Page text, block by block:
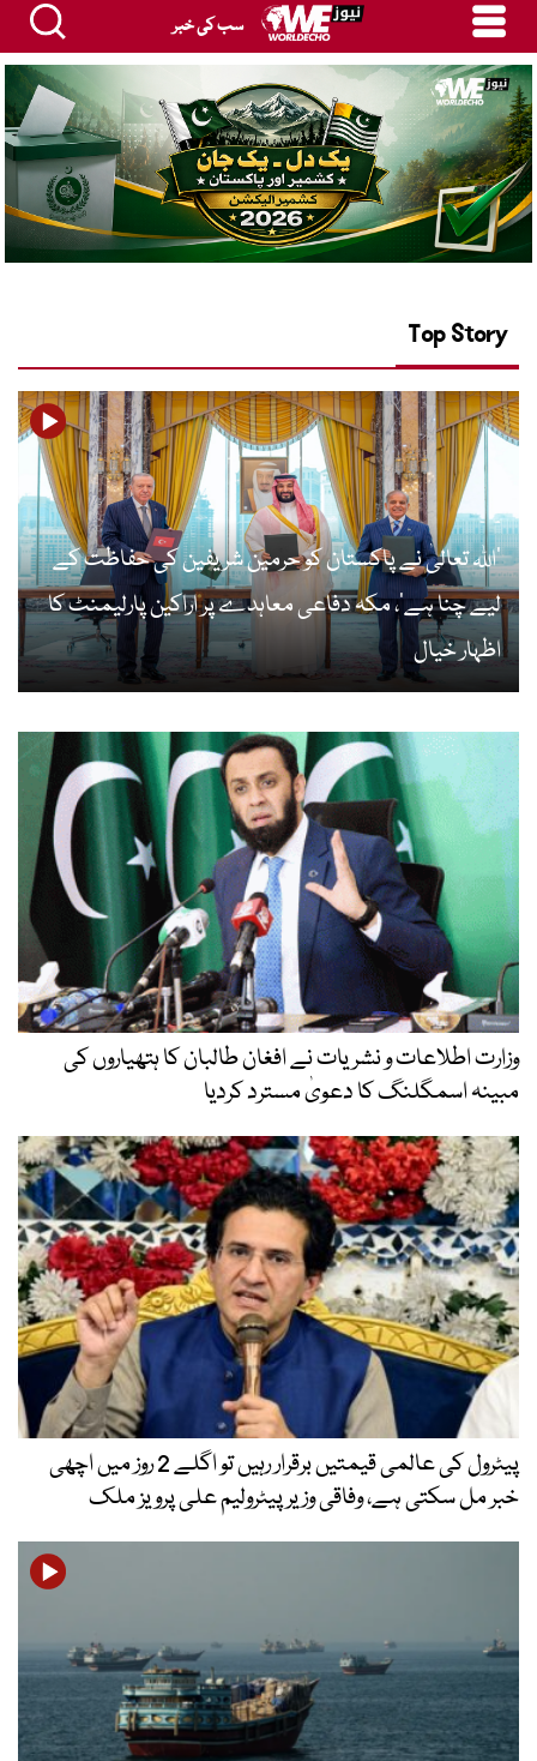
سب کی خبر
Top Story
’اللہ تعالیٰ نے پاکستان کو حرمین شریفین کی حفاظت کے
لیے چنا ہے‘، مکہ دفاعی معاہدے پر اراکین پارلیمنٹ کا
اظہار خیال
وزارت اطلاعات و نشریات نے افغان طالبان کا ہتھیاروں کی
مبینہ اسمگلنگ کا دعویٰ مسترد کردیا
پیٹرول کی عالمی قیمتیں برقرار رہیں تو اگلے 2 روز میں اچھی
خبر مل سکتی ہے، وفاقی وزیر پیٹرولیم علی پرویز ملک